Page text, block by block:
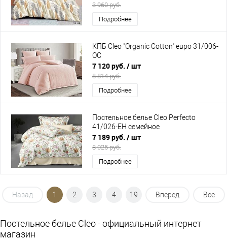
3 960 руб.
Подробнее
КПБ Cleo "Organic Cotton" евро 31/006-
OC
7 120 руб. / шт
8 814 руб.
Подробнее
Постельное белье Cleo Perfecto
41/026-EH семейное
7 189 руб. / шт
8 025 руб.
Подробнее
Назад 1 2 3 4 19 Вперед Все
Постельное белье Cleo - официальный интернет
магазин